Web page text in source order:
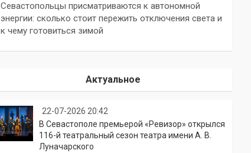
Севастопольцы присматриваются к автономной
энергии: сколько стоит пережить отключения света и
к чему готовиться зимой
Актуальное
22-07-2026 20:42
В Севастополе премьерой «Ревизор» открылся
116-й театральный сезон театра имени А. В.
Луначарского